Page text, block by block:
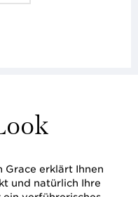
Grace erklärt Ihnen
und natürlich Ihre